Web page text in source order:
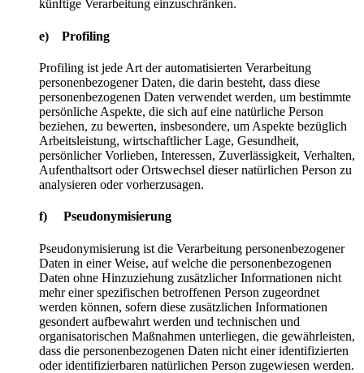
künftige Verarbeitung einzuschränken.
e) Profiling
Profiling ist jede Art der automatisierten Verarbeitung
personenbezogener Daten, die darin besteht, dass diese
personenbezogenen Daten verwendet werden, um bestimmte
persönliche Aspekte, die sich auf eine natürliche Person
beziehen, zu bewerten, insbesondere, um Aspekte bezüglich
Arbeitsleistung, wirtschaftlicher Lage, Gesundheit,
persönlicher Vorlieben, Interessen, Zuverlässigkeit, Verhalten,
Aufenthaltsort oder Ortswechsel dieser natürlichen Person zu
analysieren oder vorherzusagen.
f) Pseudonymisierung
Pseudonymisierung ist die Verarbeitung personenbezogener
Daten in einer Weise, auf welche die personenbezogenen
Daten ohne Hinzuziehung zusätzlicher Informationen nicht
mehr einer spezifischen betroffenen Person zugeordnet
werden können, sofern diese zusätzlichen Informationen
gesondert aufbewahrt werden und technischen und
organisatorischen Maßnahmen unterliegen, die gewährleisten,
dass die personenbezogenen Daten nicht einer identifizierten
oder identifizierbaren natürlichen Person zugewiesen werden.